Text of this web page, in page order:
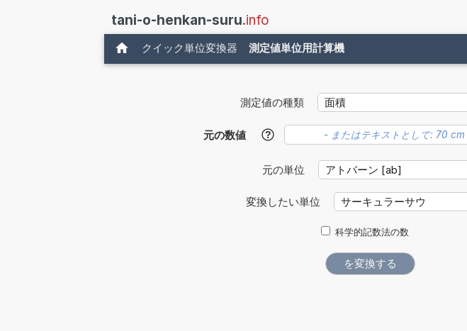
tani-o-henkan-suru.info
クイック単位変換器 測定値単位用計算機
測定値の種類
元の数値 ?
元の単位
変換したい単位
科学的記数法の数